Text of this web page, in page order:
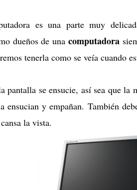
es una parte muy
dueños de una computadora
tenerla como se veía cuando
pantalla se ensucie, así sea que la
ensucian y empañan. También
la vista.